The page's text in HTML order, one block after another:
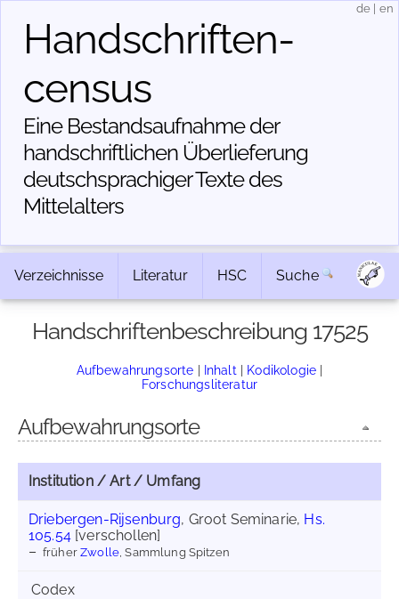
Handschriften­
census
Eine Bestandsaufnahme der
handschriftlichen Über­lieferung
deutschsprachiger Texte des
Mittelalters
de en
Verzeichnisse Literatur HSC Suche
Handschriftenbeschreibung 17525
Aufbewahrungsorte | Inhalt | Kodikologie |
Forschungsliteratur
Aufbewahrungsorte
Institution / Art / Umfang
Driebergen-Rijsenburg, Groot Seminarie, Hs.
105.54[verschollen]
früherZwolle , Sammlung Spitzen
Codex